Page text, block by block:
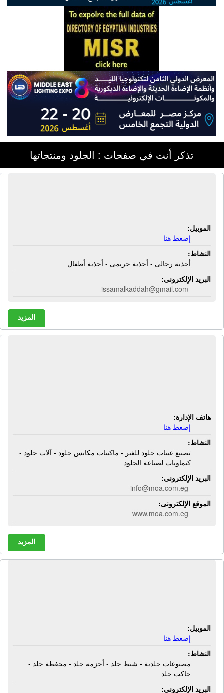
تذكر أنت في صفحات : الجلود ومنتجاتها
الموبيل:
إضغط هنا
النشاط:
أحذية رجالى - أحذية حريمى - أحذية أطفال
البريد الإلكترونى:
issamalkaddah@gmail.com
المزيد
هاتف الإدارة:
إضغط هنا
النشاط:
تصنيع عينات جلود للغير - ماكينات مكابس جلود - آلات جلود -
كيماويات لصناعة الجلود
البريد الإلكترونى:
info@moa.com.eg
الموقع الإلكترونى:
www.moa.com.eg
المزيد
الموبيل:
إضغط هنا
النشاط:
مصنوعات جلدية - شنط جلد - أحزمة جلد - محفظة جلد -
جاكت جلد
البريد الإلكترونى: